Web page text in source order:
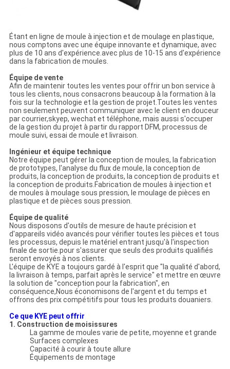
Étant en ligne de moule à injection et de moulage en plastique,
nous comptons avec une équipe innovante et dynamique, avec
plus de 10 ans d'expérience.avec plus de 10-15 ans d'expérience
dans la fabrication de moules.
Équipe de vente
Afin de maintenir toutes les ventes pour offrir un bon service à
tous les clients, nous consacrons beaucoup à la formation à la
fois sur la technologie et la gestion de projet.Toutes les ventes
non seulement peuvent communiquer avec le client en douceur
par courrier,skyep, wechat et téléphone, mais aussi s'occuper
de la gestion du projet à partir du rapport DFM, processus de
moule suivi, essai de moule et livraison.
Ingénieur et équipe technique
Notre équipe peut gérer la conception de moules, la fabrication
de prototypes, l'analyse du flux de moule, la conception de
produits, la conception de produits, la conception de produits et
la conception de produits.Fabrication de moules à injection et
de moules à moulage sous pression, le moulage de pièces en
plastique et de pièces sous pression.
Équipe de qualité
Nous disposons d'outils de mesure de haute précision et
d'appareils vidéo avancés pour vérifier toutes les pièces et tous
les processus, depuis le matériel entrant jusqu'à l'inspection
finale de sortie.pour s'assurer que seuls des produits qualifiés
seront envoyés à nos clients.
L'équipe de KYE a toujours gardé à l'esprit que "la qualité d'abord,
la livraison à temps, parfait après le service" et mettre en œuvre
la solution de "conception pour la fabrication", en
conséquence,Nous économisons de l'argent et du temps et
offrons des prix compétitifs pour tous les produits douaniers.
Ce que KYE peut offrir
1. Construction de moisissures
La gamme de moules varie de petite, moyenne et grande
Surfaces complexes
Capacité à courir à toute allure
Équipements de montage